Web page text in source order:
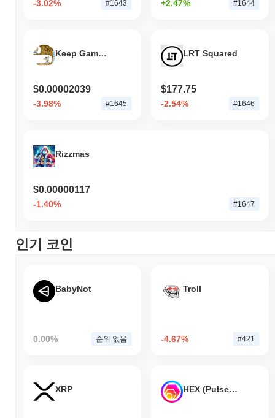
-3.02% #1643 +2.47% #1644
Keep Gambling
$0.00002039
-3.98% #1645
LRT Squared
$177.75
-2.54% #1646
Rizzmas
$0.00000117
-1.40% #1647
인기 코인
BabyNot
0.00% 순위 없음
Troll
-4.67% #421
XRP HEX (Pulsechain)